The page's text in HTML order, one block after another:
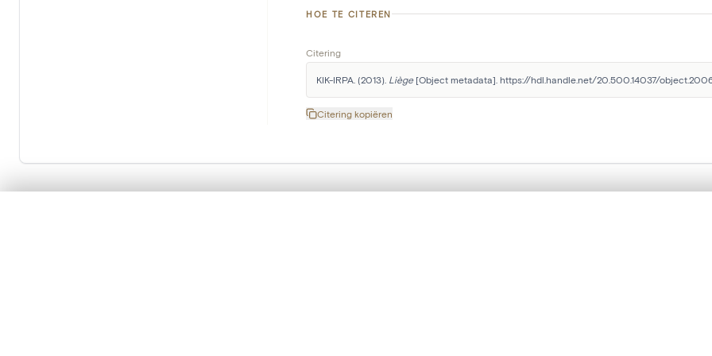
HOE TE CITEREN
Citering
KIK-IRPA. (2013). Liège [Object metadata]. https://hdl.handle.net/20.500.14037/
Citering kopiëren